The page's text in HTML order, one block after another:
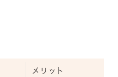
メリット